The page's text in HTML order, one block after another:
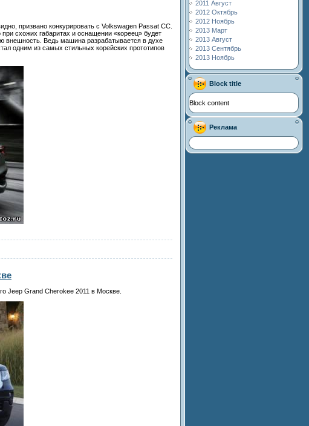
призвано конкурировать с Volkswagen Passat CC.
схожих габаритах и оснащении «кореец» будет
внешность. Ведь машина разрабатывается в духе
одним из самых стильных корейских прототипов
Jeep Grand Cherokee 2011 в Москве.
2011 Август
2012 Октябрь
2012 Ноябрь
2013 Март
2013 Август
2013 Сентябрь
2013 Ноябрь
Block title
Block content
Реклама